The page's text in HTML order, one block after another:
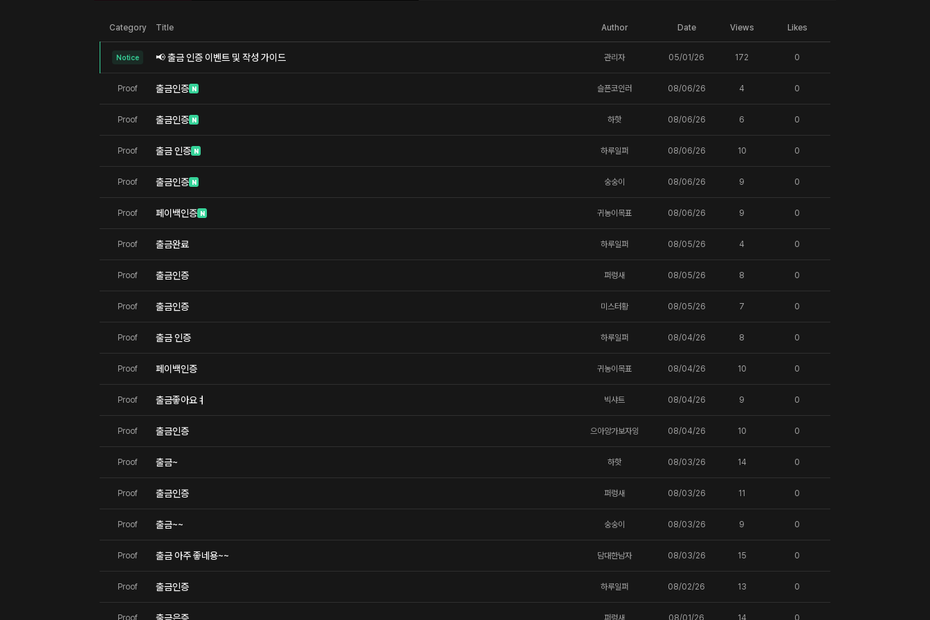
Category Title Author Date Views Likes
Notice 📢 출금 인증 이벤트 및 작성 가이드 관리자 05/01/26 172 0
Proof 출금인증 N 슬픈코인러 08/06/26 4 0
Proof 출금인증 N 하핫 08/06/26 6 0
Proof 출금 인증 N 하루일퍼 08/06/26 10 0
Proof 출금인증 N 숭숭이 08/06/26 9 0
Proof 페이백인증 N 귀농이목표 08/06/26 9 0
Proof 출금완료 하루일퍼 08/05/26 4 0
Proof 출금인증 퍼렁새 08/05/26 8 0
Proof 출금인증 미스터황 08/05/26 7 0
Proof 출금 인증 하루일퍼 08/04/26 8 0
Proof 페이백인증 귀농이목표 08/04/26 10 0
Proof 출금좋아요ㅕ 빅샤트 08/04/26 9 0
Proof 출금인증 으아앙가보자잉 08/04/26 10 0
Proof 출금~ 하핫 08/03/26 14 0
Proof 출금인증 퍼렁새 08/03/26 11 0
Proof 출금~~ 숭숭이 08/03/26 9 0
Proof 출금 아주 좋네용~~ 담대한남자 08/03/26 15 0
Proof 출금인증 하루일퍼 08/02/26 13 0
Proof 퍼렁새 08/01/26 14 0